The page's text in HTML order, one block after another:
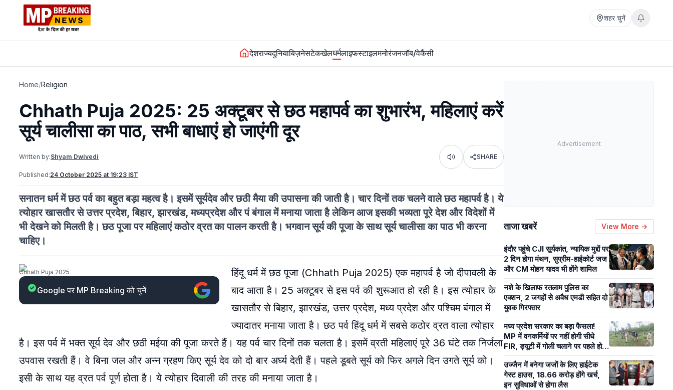
शहर चुनें
देशराज्यदुनियाबिज़नेसटेकखेलधर्मलाइफस्टाइलमनोरंजनजॉब/वेकैंसी
Home/Religion
Chhath Puja 2025: 25 अक्टूबर से छठ महापर्व का शुभारंभ, महिलाएं करें
सूर्य चालीसा का पाठ, सभी बाधाएं हो जाएंगी दूर
Written by:Shyam Dwivedi Listen SHARE
Published:24 October 2025 at 19:23 IST
सनातन धर्म में छठ पर्व का बहुत बड़ा महत्व है। इसमें सूर्यदेव और छठी मैया की उपासना की जाती है। चार दिनों तक चलने वाले छठ महापर्व है। ये
त्योहार खासतौर से उत्तर प्रदेश, बिहार, झारखंड, मध्यप्रदेश और पं बंगाल में मनाया जाता है लेकिन आज इसकी भव्यता पूरे देश और विदेशों में
भी देखने को मिलती है। छठ पूजा पर महिलाएं कठोर व्रत का पालन करती है। भगवान सूर्य की पूजा के साथ सूर्य चालीसा का पाठ भी करना
चाहिए।
Chhath Puja 2025
Google पर MP Breaking को चुनें
हिंदू धर्म में छठ पूजा (Chhath Puja 2025) एक महापर्व है जो दीपावली के
बाद आता है। 25 अक्टूबर से इस पर्व की शुरूआत हो रही है। इस त्योहार के
खासतौर से बिहार, झारखंड, उत्तर प्रदेश, मध्य प्रदेश और पश्चिम बंगाल में
ज्यादातर मनाया जाता है। छठ पर्व हिंदू धर्म में सबसे कठोर व्रत वाला त्योहार
है। इस पर्व में भक्त सूर्य देव और छठी मईया की पूजा करते हैं। यह पर्व चार दिनों तक चलता है। इसमें व्रती महिलाएं पूरे 36 घंटे तक निर्जला
उपवास रखती हैं। वे बिना जल और अन्न ग्रहण किए सूर्य देव को दो बार अर्घ्य देती हैं। पहले डूबते सूर्य को फिर अगले दिन उगते सूर्य को।
इसी के साथ यह व्रत पर्व पूर्ण होता है। ये त्योहार दिवाली की तरह की मनाया जाता है।
Advertisement
ताजा खबरें View More →
इंदौर पहुंचे CJI सूर्यकांत, न्यायिक मुद्दों पर
2 दिन होगा मंथन, सुप्रीम-हाईकोर्ट जज
और CM मोहन यादव भी होंगे शामिल
नशे के खिलाफ रतलाम पुलिस का
एक्शन, 2 जगहों से अवैध एमडी सहित दो
युवक गिरफ्तार
मध्य प्रदेश सरकार का बड़ा फैसला!
MP में वनकर्मियों पर नहीं होगी सीधे
FIR, ड्यूटी में गोली चलाने पर पहले होगी
मजिस्ट्रियल जांच
उज्जैन में बनेगा जजों के लिए हाईटेक
गेस्ट हाउस, 18.66 करोड़ होंगे खर्च,
इन सुविधाओं से होगा लैस